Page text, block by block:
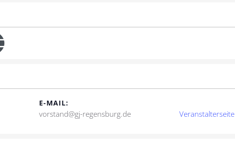
E-MAIL:
vorstand@gj-regensburg.de Veranstalterseite